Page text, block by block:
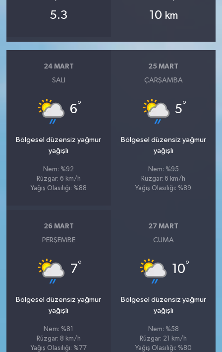
5.3 10 km
24 MART
SALI
6°
Bölgesel düzensiz yağmur
yağışlı
Nem: %92
Rüzgar: 6 km/h
Yağış Olasılığı: %88
25 MART
ÇARŞAMBA
5°
Bölgesel düzensiz yağmur
yağışlı
Nem: %95
Rüzgar: 6 km/h
Yağış Olasılığı: %89
26 MART
PERŞEMBE
7°
Bölgesel düzensiz yağmur
yağışlı
Nem: %81
Rüzgar: 8 km/h
Yağış Olasılığı: %77
27 MART
CUMA
10°
Bölgesel düzensiz yağmur
yağışlı
Nem: %58
Rüzgar: 21 km/h
Yağış Olasılığı: %80